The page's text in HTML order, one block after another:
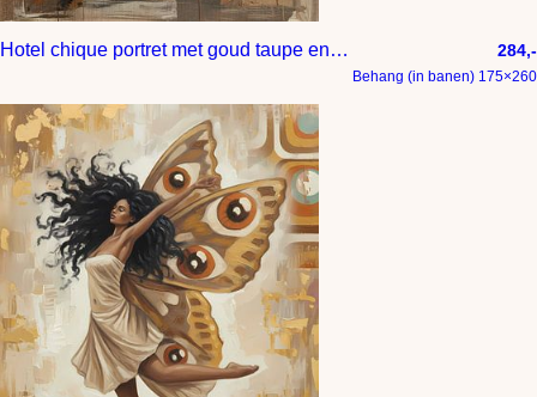
Hotel chique portret met goud taupe en bruin tinten 284,-
Behang (in banen) 175×260